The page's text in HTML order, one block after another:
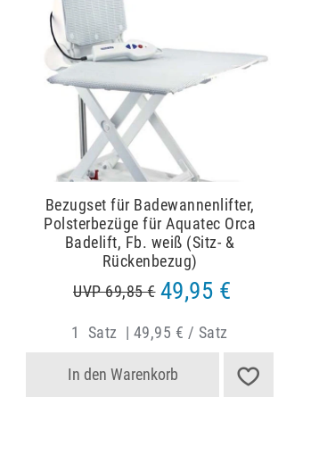
Bezugset für Badewannenlifter,
Polsterbezüge für Aquatec Orca
Badelift, Fb. weiß (Sitz- &
Rückenbezug)
UVP 69,85 € 49,95 €
1 Satz | 49,95 € / Satz
In den Warenkorb